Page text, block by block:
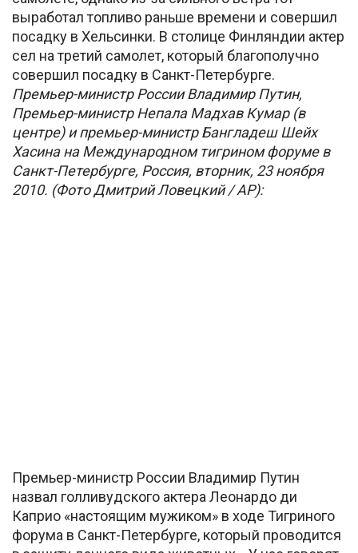
выработал топливо раньше времени и совершил
посадку в Хельсинки. В столице Финляндии актер
сел на третий самолет, который благополучно
совершил посадку в Санкт-Петербурге.
Премьер-министр России Владимир Путин,
Премьер-министр Непала Мадхав Кумар (в
центре) и премьер-министр Бангладеш Шейх
Хасина на Международном тигрином форуме в
Санкт-Петербурге, Россия, вторник, 23 ноября
2010. (Фото Дмитрий Ловецкий / AP):
Премьер-министр России Владимир Путин
назвал голливудского актера Леонардо ди
Каприо «настоящим мужиком» в ходе Тигриного
форума в Санкт-Петербурге, который проводится